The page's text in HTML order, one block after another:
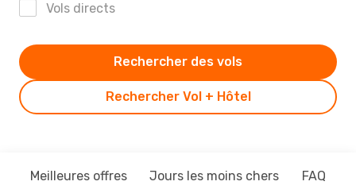
Vols directs
Rechercher Vol + Hôtel
Rechercher des vols
Meilleures offres Jours les moins chers FAQ